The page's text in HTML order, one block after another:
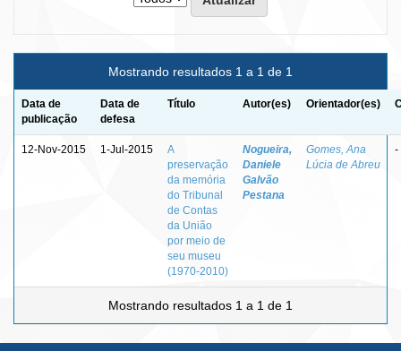
Mostrando resultados 1 a 1 de 1
Data de
publicação
Data de
defesa
Título Autor(es) Orientador(es)
12-Nov-2015 1-Jul-2015
A
preservação
da memória
do Tribunal
de Contas
da União
por meio de
seu museu
(1970-2010)
Nogueira,
Daniele
Galvão
Pestana
Gomes, Ana
Lúcia de Abreu
-
Mostrando resultados 1 a 1 de 1